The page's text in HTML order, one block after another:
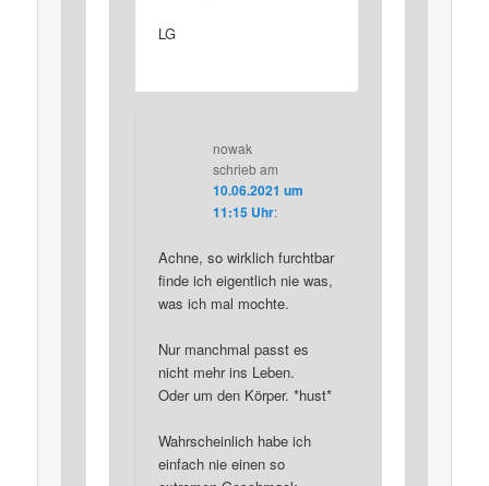
LG
nowak
schriebam
10.06.2021 um
11:15 Uhr:
Achne, so wirklich furchtbar
finde ich eigentlich nie was,
was ich mal mochte.
Nur manchmal passt es
nicht mehr ins Leben.
Oder um den Körper. *hust*
Wahrscheinlich habe ich
einfach nie einen so